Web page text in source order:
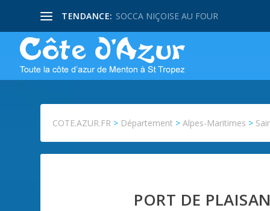
TENDANCE: SOCCA NIÇOISE AU FOUR
COTE.AZUR.FR > Département >Alpes-Maritimes >
PORT DE